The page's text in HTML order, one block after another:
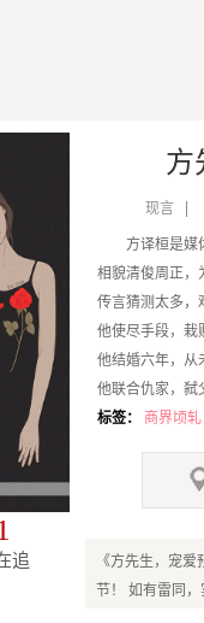
追
方
现言
方译桓是媒
相貌清俊周正，
传言猜测太多，
他使尽手段，栽
他结婚六年，从
他联合仇家，弑
白眼狼？同性恋
一个只存在他
她是他...
标签： 商界顷
《方先生，宠
节！ 如有雷同